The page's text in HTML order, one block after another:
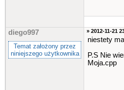
diego997
Temat założony przez
niniejszego użytkownika
» 2012-11-21
niestety
P.S Nie
Moja.cpp